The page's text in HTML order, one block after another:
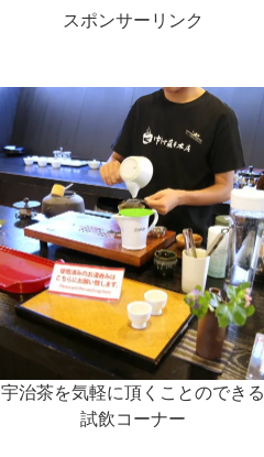
スポンサーリンク
宇治茶を気軽に頂くことのできる
試飲コーナー